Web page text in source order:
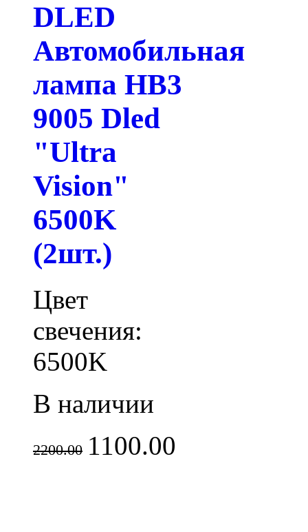
DLED
Автомобильная
лампа HB3
9005 Dled
"Ultra
Vision"
6500K
(2шт.)
Цвет
свечения:
6500K
В наличии
2200.00 1100.00